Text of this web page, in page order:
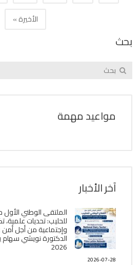
الأخيرة »
بحث
مواعيد مهمة
آخر الأخبار
الملتقى الوطني
للحليب: تحديات علمية،
وإجتماعية من أجل
2026
2026-07-28